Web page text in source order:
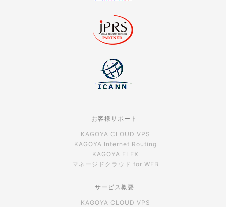
お客様サポート
KAGOYA CLOUD VPS
KAGOYA Internet Routing
KAGOYA FLEX
マネージドクラウド for WEB
サービス概要
KAGOYA CLOUD VPS